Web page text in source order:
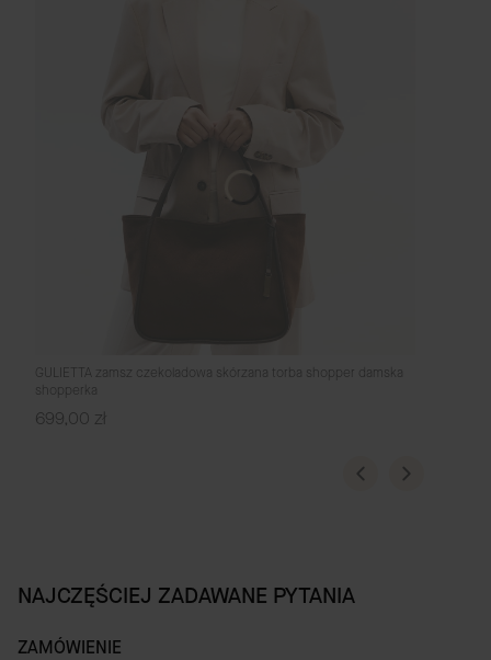
GULIETTA zamsz czekoladowa skórzana torba shopper damska
shopperka
Cena
699,00 zł
NAJCZĘŚCIEJ ZADAWANE PYTANIA
ZAMÓWIENIE